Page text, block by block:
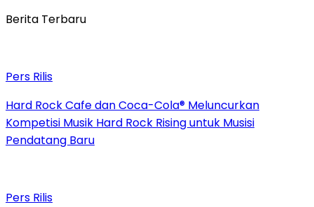
Berita Terbaru
Pers Rilis
Hard Rock Cafe dan Coca-Cola® Meluncurkan
Kompetisi Musik Hard Rock Rising untuk Musisi
Pendatang Baru
Pers Rilis